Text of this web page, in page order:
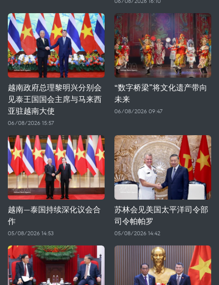
越南政府总理黎明兴分别会
见泰王国国会主席与马来西
亚驻越南大使
06/08/2026 15:57
“数字桥梁”将文化遗产带向
未来
06/08/2026 09:47
越南—泰国持续深化议会合
作
05/08/2026 14:53
苏林会见美国太平洋司令部
司令帕帕罗
05/08/2026 14:42